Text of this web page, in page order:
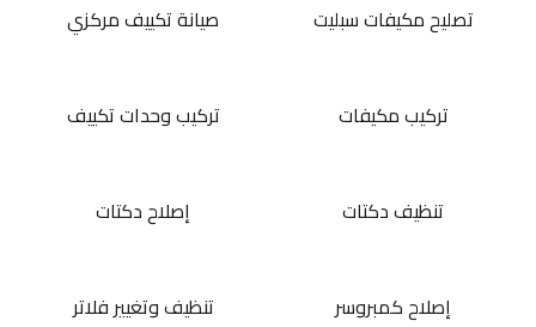
تصليح مكيفات سبليت صيانة تكييف مركزي
تركيب مكيفات تركيب وحدات تكييف
تنظيف دكتات إصلاح دكتات
إصلاح كمبروسر تنظيف وتغيير فلاتر